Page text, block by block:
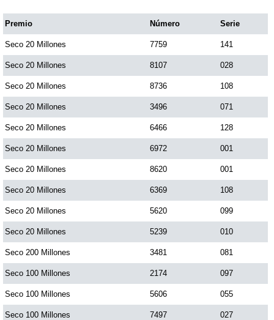
Premio Número Serie
Seco 20 Millones 7759 141
Seco 20 Millones 8107 028
Seco 20 Millones 8736 108
Seco 20 Millones 3496 071
Seco 20 Millones 6466 128
Seco 20 Millones 6972 001
Seco 20 Millones 8620 001
Seco 20 Millones 6369 108
Seco 20 Millones 5620 099
Seco 20 Millones 5239 010
Seco 200 Millones 3481 081
Seco 100 Millones 2174 097
Seco 100 Millones 5606 055
Seco 100 Millones 7497 027